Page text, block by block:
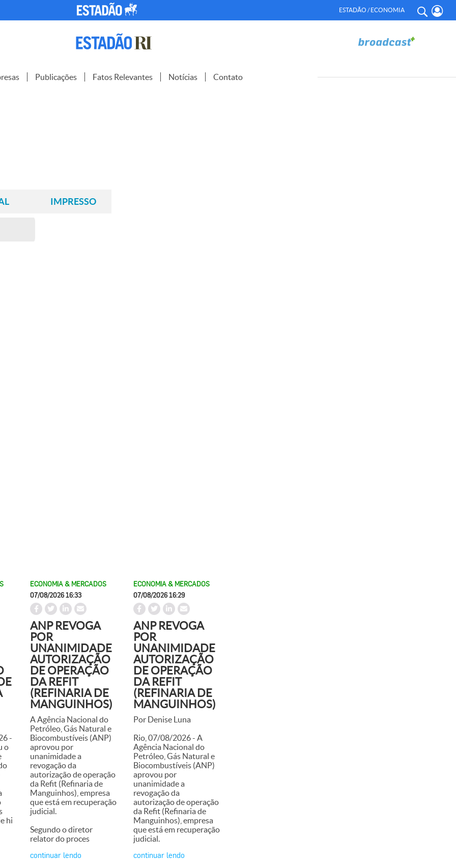
ESTADÃO / ECONOMIA
Publicações Fatos Relevantes Notícias Contato
IMPRESSO
-
o
hi
ECONOMIA & MERCADOS
07/08/2026 16:33
ANP REVOGA
POR
UNANIMIDADE
AUTORIZAÇÃO
DE OPERAÇÃO
DA REFIT
(REFINARIA DE
MANGUINHOS)
A Agência Nacional do
Petróleo, Gás Natural e
Biocombustíveis (ANP)
aprovou por
unanimidade a
revogação da
autorização de operação
da Refit (Refinaria de
Manguinhos), empresa
que está em recuperação
judicial.
Segundo o diretor
relator do proces
continuar lendo
ECONOMIA & MERCADOS
07/08/2026 16:29
ANP REVOGA
POR
UNANIMIDADE
AUTORIZAÇÃO
DE OPERAÇÃO
DA REFIT
(REFINARIA DE
MANGUINHOS)
Por Denise Luna
Rio, 07/08/2026 - A
Agência Nacional do
Petróleo, Gás Natural e
Biocombustíveis (ANP)
aprovou por
unanimidade a
revogação da
autorização de operação
da Refit (Refinaria de
Manguinhos), empresa
que está em recuperação
judicial.
continuar lendo